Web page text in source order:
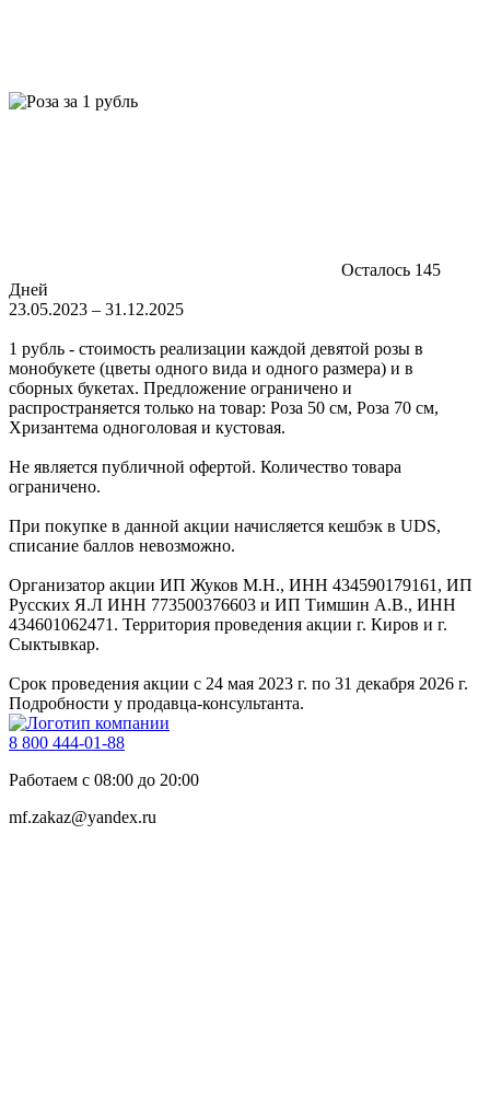
Осталось 145
Дней
23.05.2023 – 31.12.2025
1 рубль - стоимость реализации каждой девятой розы в
монобукете (цветы одного вида и одного размера) и в
сборных букетах. Предложение ограничено и
распространяется только на товар: Роза 50 см, Роза 70 см,
Хризантема одноголовая и кустовая.
Не является публичной офертой. Количество товара
ограничено.
При покупке в данной акции начисляется кешбэк в UDS,
списание баллов невозможно.
Организатор акции ИП Жуков М.Н., ИНН 434590179161, ИП
Русских Я.Л ИНН 773500376603 и ИП Тимшин А.В., ИНН
434601062471. Территория проведения акции г. Киров и г.
Сыктывкар.
Срок проведения акции с 24 мая 2023 г. по 31 декабря 2026 г.
Подробности у продавца-консультанта.
8 800 444-01-88
Работаем с 08:00 до 20:00
mf.zakaz@yandex.ru